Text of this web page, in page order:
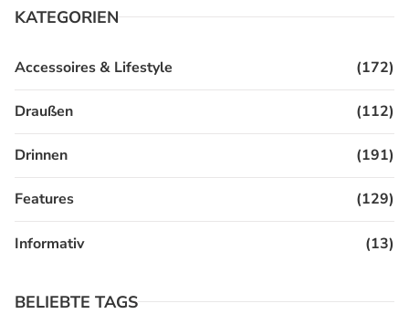
KATEGORIEN
Accessoires & Lifestyle (172)
Draußen (112)
Drinnen (191)
Features (129)
Informativ (13)
BELIEBTE TAGS